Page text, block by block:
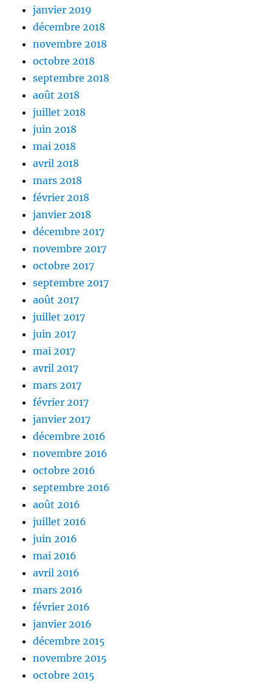
janvier 2019
décembre 2018
novembre 2018
octobre 2018
septembre 2018
août 2018
juillet 2018
juin 2018
mai 2018
avril 2018
mars 2018
février 2018
janvier 2018
décembre 2017
novembre 2017
octobre 2017
septembre 2017
août 2017
juillet 2017
juin 2017
mai 2017
avril 2017
mars 2017
février 2017
janvier 2017
décembre 2016
novembre 2016
octobre 2016
septembre 2016
août 2016
juillet 2016
juin 2016
mai 2016
avril 2016
mars 2016
février 2016
janvier 2016
décembre 2015
novembre 2015
octobre 2015